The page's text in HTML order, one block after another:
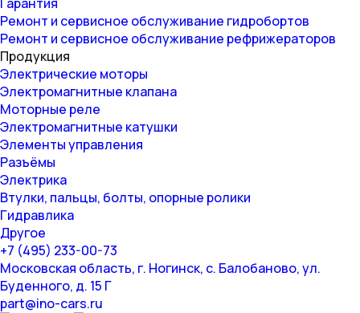
Ремонт и сервисное обслуживание гидробортов
Ремонт и сервисное обслуживание рефрижераторов
Продукция
Электрические моторы
Электромагнитные клапана
Моторные реле
Электромагнитные катушки
Элементы управления
Разъёмы
Электрика
Втулки, пальцы, болты, опорные ролики
Гидравлика
Другое
+7 (495) 233-00-73
Московская область, г. Ногинск, с. Балобаново, ул.
Буденного, д. 15 Г
part@ino-cars.ru